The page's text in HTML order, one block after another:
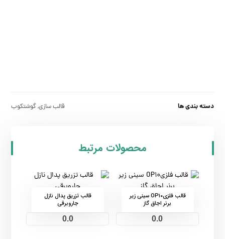
دسته بندی ها قالب سازی,گوشتکوب
محصولات مرتبط
قالب فلزیOP۱۰ سینی زیر
برنر اجاق گاز
0.0
قالب تزریق پدال نازل
جاروبرقی
0.0